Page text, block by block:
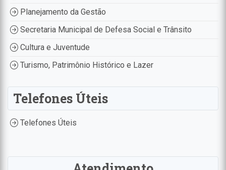
Planejamento da Gestão
Secretaria Municipal de Defesa Social e Trânsito
Cultura e Juventude
Turismo, Patrimônio Histórico e Lazer
Telefones Úteis
Telefones Úteis